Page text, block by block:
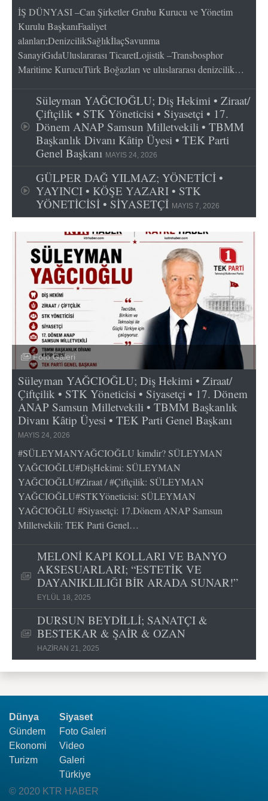
İŞ DÜNYASI –Can Şirketler Grubu Kurucu ve Yönetim
Kurulu BaşkanıFaaliyet
alanları;DenizcilikSağlıkİlaçSavunma
SanayiGıdaUluslararası TicaretLojistik –Transbosphor
Maritime KurucuTürk Boğazları ve uluslararası denizcilik…
Süleyman YAĞCIOĞLU; Diş Hekimi • Ziraat/
Çiftçilik • STK Yöneticisi • Siyasetçi • 17.
Dönem ANAP Samsun Milletvekili • TBMM
Başkanlık Divanı Kâtip Üyesi • TEK Parti
Genel Başkanı MAYIS 24, 2026
GÜLPER DAĞ YILMAZ; YÖNETİCİ •
YAYINCI • KÖŞE YAZARI • STK
YÖNETİCİSİ • SİYASETÇİ MAYIS 7, 2026
Foto Galeri
Süleyman YAĞCIOĞLU; Diş Hekimi • Ziraat/
Çiftçilik • STK Yöneticisi • Siyasetçi • 17. Dönem
ANAP Samsun Milletvekili • TBMM Başkanlık
Divanı Kâtip Üyesi • TEK Parti Genel Başkanı
MAYIS 24, 2026
#SÜLEYMANYAĞCIOĞLU kimdir? SÜLEYMAN
YAĞCIOĞLU#DişHekimi: SÜLEYMAN
YAĞCIOĞLU#Ziraat / #Çiftçilik: SÜLEYMAN
YAĞCIOĞLU#STKYöneticisi: SÜLEYMAN
YAĞCIOĞLU #Siyasetçi: 17.Dönem ANAP Samsun
Milletvekili: TEK Parti Genel…
MELONİ KAPI KOLLARI VE BANYO
AKSESUARLARI; “ESTETİK VE
DAYANIKLILIĞI BİR ARADA SUNAR!”
EYLÜL 18, 2025
DURSUN BEYDİLLİ; SANATÇI &
BESTEKAR & ŞAİR & OZAN
HAZIRAN 21, 2025
Dünya
Gündem
Ekonomi
Turizm
Siyaset
Foto Galeri
Video
Galeri
Türkiye
© 2020 KTR HABER